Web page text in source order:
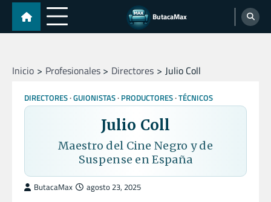
Skip
content
ButacaMax
Inicio Profesionales Directores Julio Coll
DIRECTORES GUIONISTAS PRODUCTORES TÉCNICOS
Julio Coll
Maestro del Cine Negro y de
Suspense en España
ButacaMax agosto 23, 2025